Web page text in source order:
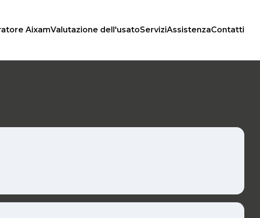
AixamValutazione dell'usatoServiziAssistenzaContatti